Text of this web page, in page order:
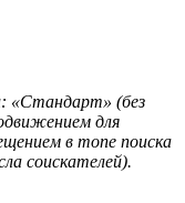
«Стандарт» (без
для
в топе поиска
соискателей).